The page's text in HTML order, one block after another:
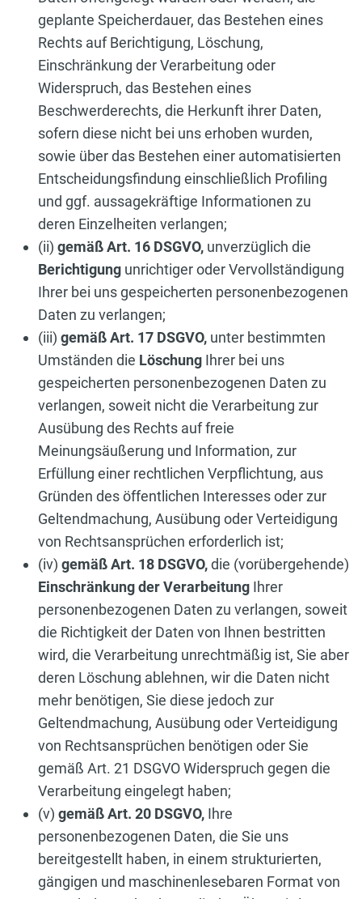
geplante Speicherdauer, das Bestehen eines
Rechts auf Berichtigung, Löschung,
Einschränkung der Verarbeitung oder
Widerspruch, das Bestehen eines
Beschwerderechts, die Herkunft ihrer Daten,
sofern diese nicht bei uns erhoben wurden,
sowie über das Bestehen einer automatisierten
Entscheidungsfindung einschließlich Profiling
und ggf. aussagekräftige Informationen zu
deren Einzelheiten verlangen;
(ii) gemäß Art. 16 DSGVO, unverzüglich die
Berichtigung unrichtiger oder Vervollständigung
Ihrer bei uns gespeicherten personenbezogenen
Daten zu verlangen;
(iii) gemäß Art. 17 DSGVO, unter bestimmten
Umständen die Löschung Ihrer bei uns
gespeicherten personenbezogenen Daten zu
verlangen, soweit nicht die Verarbeitung zur
Ausübung des Rechts auf freie
Meinungsäußerung und Information, zur
Erfüllung einer rechtlichen Verpflichtung, aus
Gründen des öffentlichen Interesses oder zur
Geltendmachung, Ausübung oder Verteidigung
von Rechtsansprüchen erforderlich ist;
(iv) gemäß Art. 18 DSGVO,die (vorübergehende)
Einschränkung der Verarbeitung Ihrer
personenbezogenen Daten zu verlangen, soweit
die Richtigkeit der Daten von Ihnen bestritten
wird, die Verarbeitung unrechtmäßig ist, Sie aber
deren Löschung ablehnen, wir die Daten nicht
mehr benötigen, Sie diese jedoch zur
Geltendmachung, Ausübung oder Verteidigung
von Rechtsansprüchen benötigen oder Sie
gemäß Art. 21 DSGVO Widerspruch gegen die
Verarbeitung eingelegt haben;
(v) gemäß Art. 20 DSGVO, Ihre
personenbezogenen Daten, die Sie uns
bereitgestellt haben, in einem strukturierten,
gängigen und maschinenlesebaren Format von